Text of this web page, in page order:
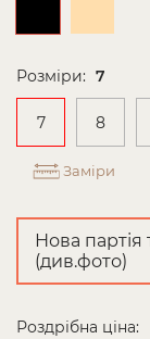
Розміри: 7
7 8
Заміри
Нова
(див.фото)
Роздрібна ціна: